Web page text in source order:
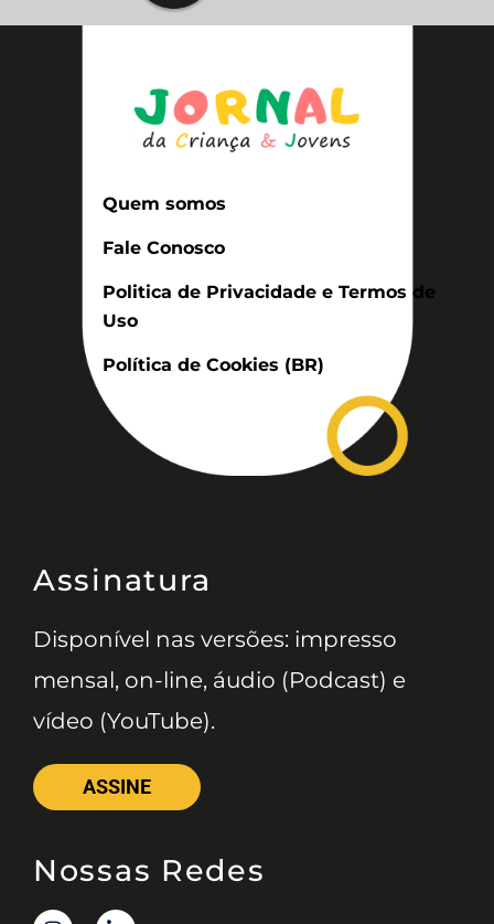
Quem somos
Fale Conosco
Politica de Privacidade e Termos de
Uso
Política de Cookies (BR)
Assinatura
Disponível nas versões: impresso
mensal, on-line, áudio (Podcast) e
vídeo (YouTube).
ASSINE
Nossas Redes